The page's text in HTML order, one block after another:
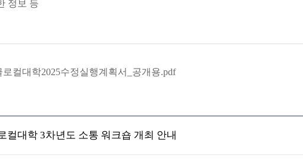
정보 등
컬대학2025수정실행계획서_공개용.pdf
컬대학 3차년도 소통 워크숍 개최 안내